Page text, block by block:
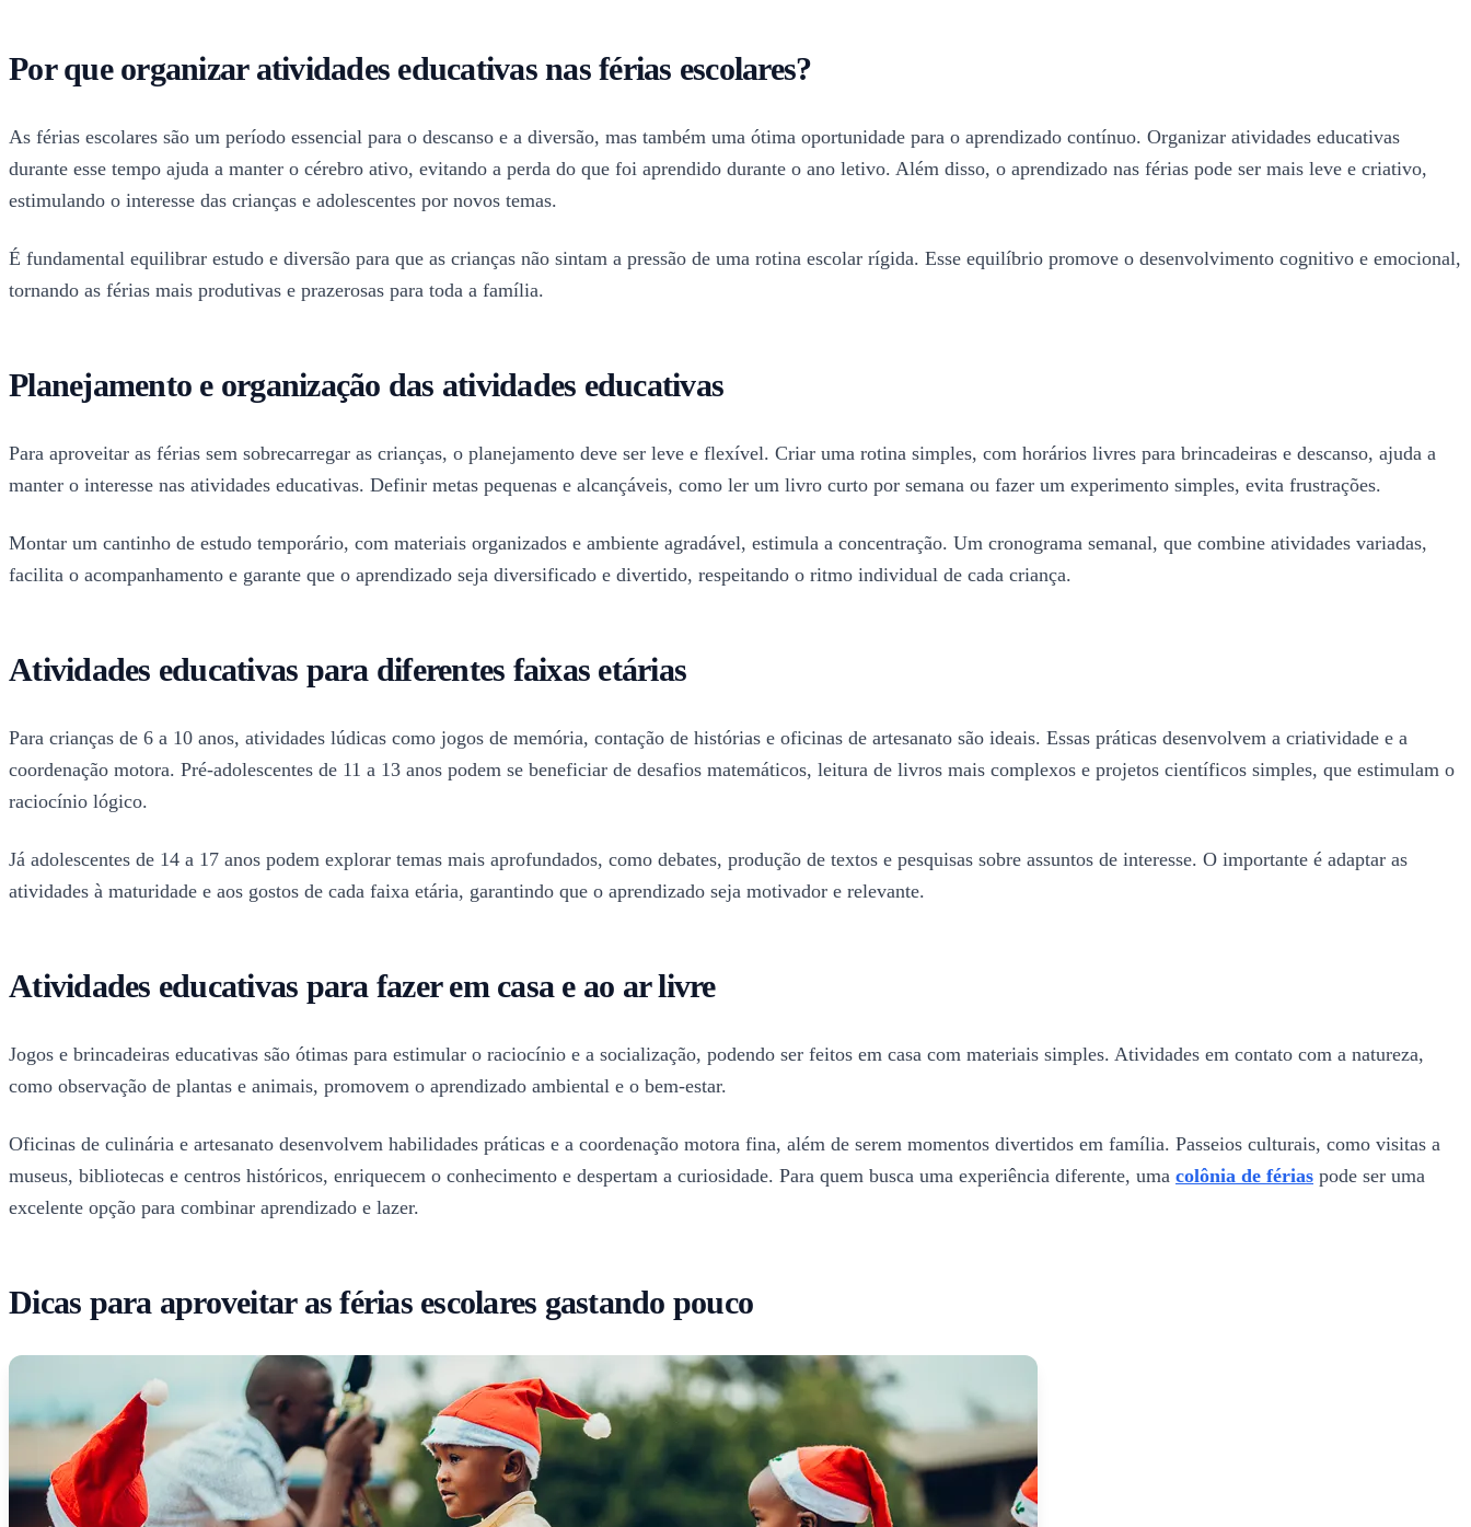
Por que organizar atividades educativas nas férias escolares?
As férias escolares são um período essencial para o descanso e a diversão, mas também uma ótima oportunidade para o aprendizado contínuo. Organizar atividades educativas
durante esse tempo ajuda a manter o cérebro ativo, evitando a perda do que foi aprendido durante o ano letivo. Além disso, o aprendizado nas férias pode ser mais leve e criativo,
estimulando o interesse das crianças e adolescentes por novos temas.
É fundamental equilibrar estudo e diversão para que as crianças não sintam a pressão de uma rotina escolar rígida. Esse equilíbrio promove o desenvolvimento cognitivo e emocional,
tornando as férias mais produtivas e prazerosas para toda a família.
Planejamento e organização das atividades educativas
Para aproveitar as férias sem sobrecarregar as crianças, o planejamento deve ser leve e flexível. Criar uma rotina simples, com horários livres para brincadeiras e descanso, ajuda a
manter o interesse nas atividades educativas. Definir metas pequenas e alcançáveis, como ler um livro curto por semana ou fazer um experimento simples, evita frustrações.
Montar um cantinho de estudo temporário, com materiais organizados e ambiente agradável, estimula a concentração. Um cronograma semanal, que combine atividades variadas,
facilita o acompanhamento e garante que o aprendizado seja diversificado e divertido, respeitando o ritmo individual de cada criança.
Atividades educativas para diferentes faixas etárias
Para crianças de 6 a 10 anos, atividades lúdicas como jogos de memória, contação de histórias e oficinas de artesanato são ideais. Essas práticas desenvolvem a criatividade e a
coordenação motora. Pré-adolescentes de 11 a 13 anos podem se beneficiar de desafios matemáticos, leitura de livros mais complexos e projetos científicos simples, que estimulam o
raciocínio lógico.
Já adolescentes de 14 a 17 anos podem explorar temas mais aprofundados, como debates, produção de textos e pesquisas sobre assuntos de interesse. O importante é adaptar as
atividades à maturidade e aos gostos de cada faixa etária, garantindo que o aprendizado seja motivador e relevante.
Atividades educativas para fazer em casa e ao ar livre
Jogos e brincadeiras educativas são ótimas para estimular o raciocínio e a socialização, podendo ser feitos em casa com materiais simples. Atividades em contato com a natureza,
como observação de plantas e animais, promovem o aprendizado ambiental e o bem-estar.
Oficinas de culinária e artesanato desenvolvem habilidades práticas e a coordenação motora fina, além de serem momentos divertidos em família. Passeios culturais, como visitas a
museus, bibliotecas e centros históricos, enriquecem o conhecimento e despertam a curiosidade. Para quem busca uma experiência diferente, uma colônia de férias pode ser uma
excelente opção para combinar aprendizado e lazer.
Dicas para aproveitar as férias escolares gastando pouco